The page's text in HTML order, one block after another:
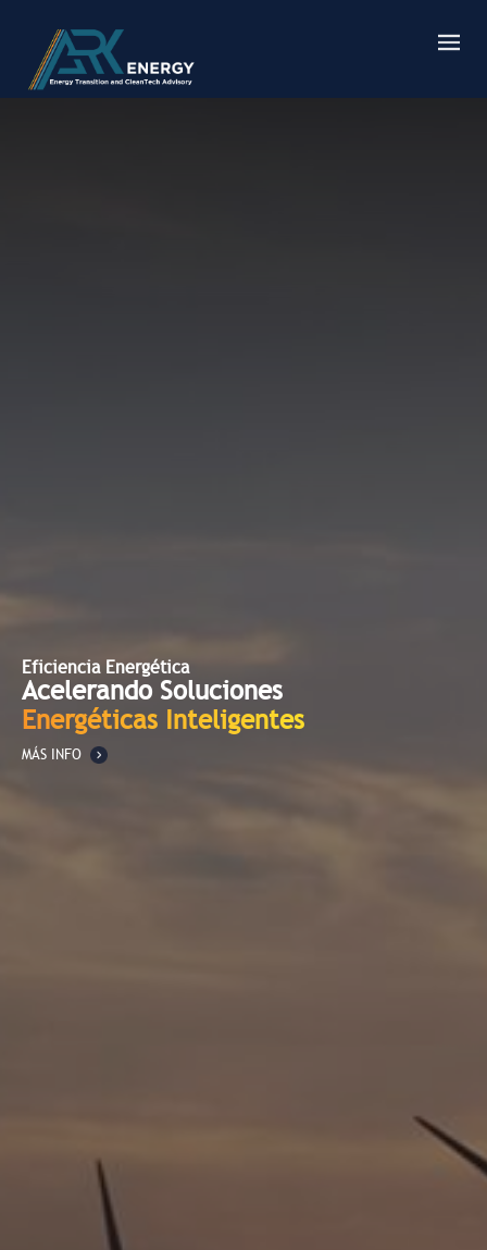
Eficiencia Energética
Acelerando Soluciones
Energéticas Inteligentes
MÁS INFO